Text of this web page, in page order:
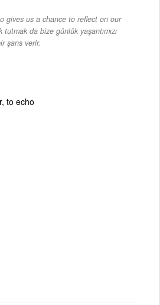
gives us a chance to reflect on our
tutmak da bize günlük yaşantımızı
şans verir.
to echo